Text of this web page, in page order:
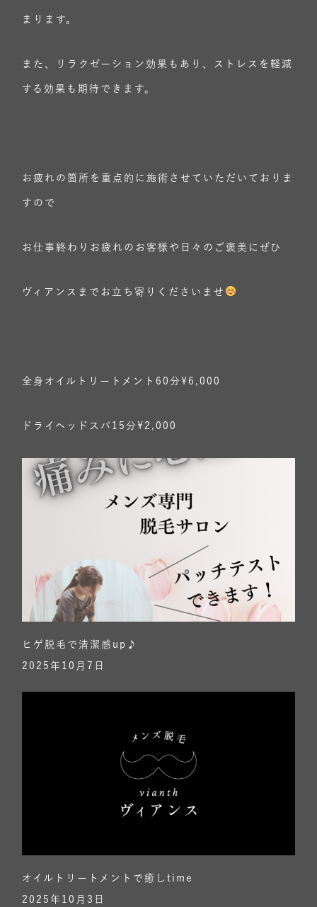
まります。
また、リラクゼーション効果もあり、ストレスを軽減
する効果も期待できます。
お疲れの箇所を重点的に施術させていただいておりま
すので
お仕事終わりお疲れのお客様や日々のご褒美にぜひ
ヴィアンスまでお立ち寄りくださいませ
全身オイルトリートメント60分¥6,000
ドライヘッドスパ15分¥2,000
ヒゲ脱毛で清潔感up♪
2025年10月7日
オイルトリートメントで癒しtime
2025年10月3日